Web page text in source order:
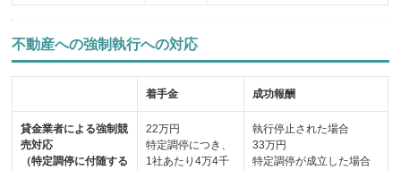
不動産への強制執行への対応
着手金 成功報酬
貸金業者による強制競
売対応
（特定調停に付随する
22万円
特定調停につき、
1社あたり4万4千
執行停止された場合
33万円
特定調停が成立した場合